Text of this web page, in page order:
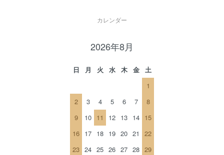
カレンダー
2026年8月
日 月 火 水 木 金
土
1
2
3 4 5 6 7
8
9
10 11 12 13 14 15
16 17 18 19 20 21
22
23 24 25 26 27 28 29